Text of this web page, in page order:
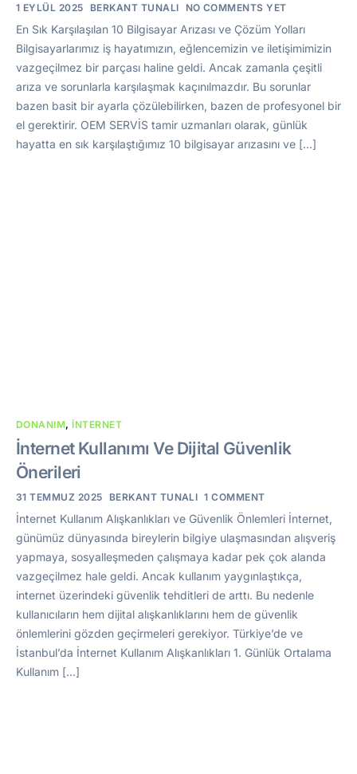
1 EYLÜL 2025 BERKANT TUNALI NO COMMENTS YET
En Sık Karşılaşılan 10 Bilgisayar Arızası ve Çözüm Yolları
Bilgisayarlarımız iş hayatımızın, eğlencemizin ve iletişimimizin
vazgeçilmez bir parçası haline geldi. Ancak zamanla çeşitli
arıza ve sorunlarla karşılaşmak kaçınılmazdır. Bu sorunlar
bazen basit bir ayarla çözülebilirken, bazen de profesyonel bir
el gerektirir. OEM SERVİS tamir uzmanları olarak, günlük
hayatta en sık karşılaştığımız 10 bilgisayar arızasını ve […]
DONANIM, İNTERNET
İnternet Kullanımı Ve Dijital Güvenlik
Önerileri
31 TEMMUZ 2025 BERKANT TUNALI 1 COMMENT
İnternet Kullanım Alışkanlıkları ve Güvenlik Önlemleri İnternet,
günümüz dünyasında bireylerin bilgiye ulaşmasından alışveriş
yapmaya, sosyalleşmeden çalışmaya kadar pek çok alanda
vazgeçilmez hale geldi. Ancak kullanım yaygınlaştıkça,
internet üzerindeki güvenlik tehditleri de arttı. Bu nedenle
kullanıcıların hem dijital alışkanlıklarını hem de güvenlik
önlemlerini gözden geçirmeleri gerekiyor. Türkiye’de ve
İstanbul’da İnternet Kullanım Alışkanlıkları 1. Günlük Ortalama
Kullanım […]